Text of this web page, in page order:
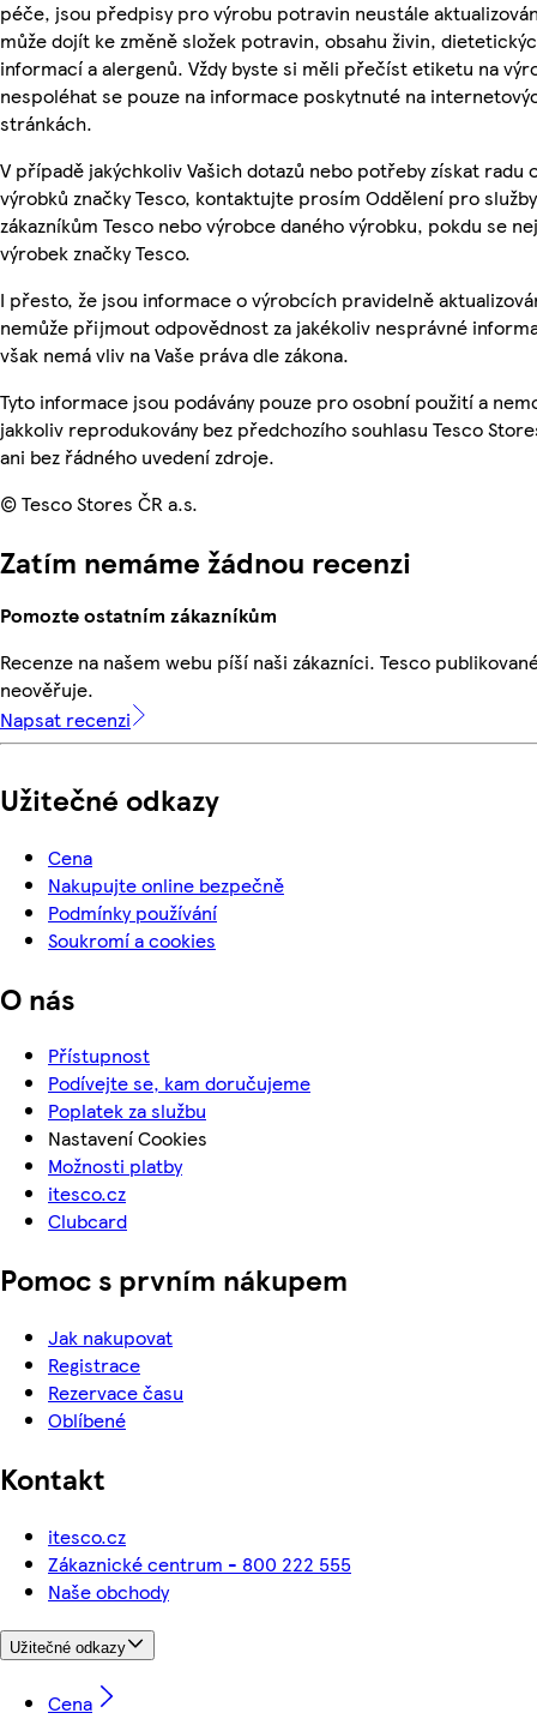
péče, jsou předpisy pro výrobu potravin neustále
může dojít ke změně složek potravin, obsahu živin,
informací a alergenů. Vždy byste si měli přečíst etiketu na
nespoléhat se pouze na informace poskytnuté na
stránkách.
V případě jakýchkoliv Vašich dotazů nebo potřeby získat radu
výrobků značky Tesco, kontaktujte prosím Oddělení pro služby
zákazníkům Tesco nebo výrobce daného výrobku, pokdu se
výrobek značky Tesco.
I přesto, že jsou informace o výrobcích pravidelně
nemůže přijmout odpovědnost za jakékoliv nesprávné
však nemá vliv na Vaše práva dle zákona.
Tyto informace jsou podávány pouze pro osobní použití a
jakkoliv reprodukovány bez předchozího souhlasu Tesco
ani bez řádného uvedení zdroje.
© Tesco Stores ČR a.s.
Zatím nemáme žádnou recenzi
Pomozte ostatním zákazníkům
Recenze na našem webu píší naši zákazníci. Tesco
neověřuje.
Napsat recenzi
Užitečné odkazy
Cena
Nakupujte online bezpečně
Podmínky používání
Soukromí a cookies
O nás
Přístupnost
Podívejte se, kam doručujeme
Poplatek za službu
Nastavení Cookies
Možnosti platby
itesco.cz
Clubcard
Pomoc s prvním nákupem
Jak nakupovat
Registrace
Rezervace času
Oblíbené
Kontakt
itesco.cz
Zákaznické centrum - 800 222 555
Naše obchody
Užitečné odkazy
Cena